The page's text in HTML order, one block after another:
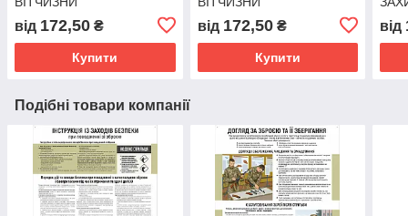
від 172,50 ₴
Купити
від 172,50₴
Купити
від
Подібні товари компанії